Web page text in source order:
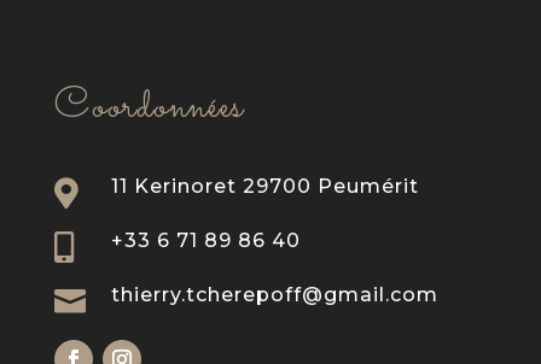
Coordonnées
 11 Kerinoret 29700 Peumérit
+33 6 71 89 86 40
 thierry.tcherepoff@gmail.com